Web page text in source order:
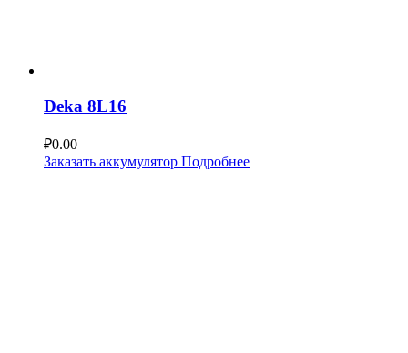
Deka 8L16
₽0.00
Заказать аккумулятор Подробнее